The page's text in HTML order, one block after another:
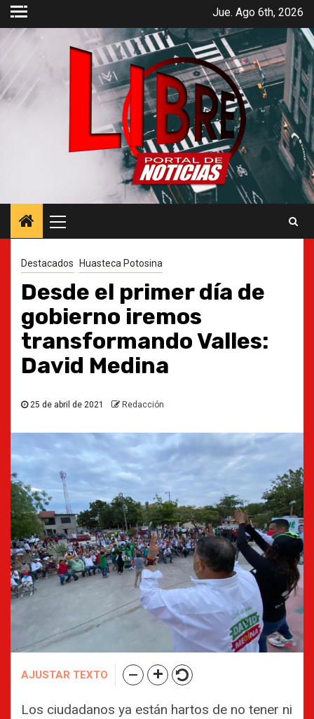
Saltar
contenido
Jue. Ago 6th, 2026
principal
Destacados Huasteca Potosina
Desde el primer día de
gobierno iremos
transformando Valles:
David Medina
25 de abril de 2021 Redacción
AJUSTAR TEXTO
Los ciudadanos ya están hartos de no tener ni